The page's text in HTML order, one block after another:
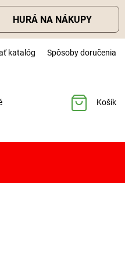
HURÁ NA NÁKUPY
katalóg Spôsoby doručenia
Košík